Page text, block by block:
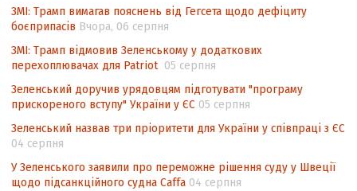
ЗМІ: Трамп вимагав пояснень від Гегсета щодо дефіциту
боєприпасів Вчора, 06 серпня
ЗМІ: Трамп відмовив Зеленському у додаткових
перехоплювачах для Patriot 05 серпня
Зеленський доручив урядовцям підготувати "програму
прискореного вступу" України у ЄС 05 серпня
Зеленський назвав три пріоритети для України у співпраці з ЄС
04 серпня
У Зеленського заявили про переможне рішення суду у Швеції
щодо підсанкційного судна Caffa 04 серпня